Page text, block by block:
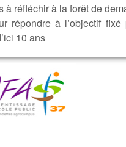
à réfléchir à la forêt de
répondre à l’objectif
10 ans